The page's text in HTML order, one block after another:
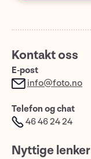
Kontakt oss
E-post
info@foto.no
Telefon og chat
46 46 24 24
Nyttige lenker